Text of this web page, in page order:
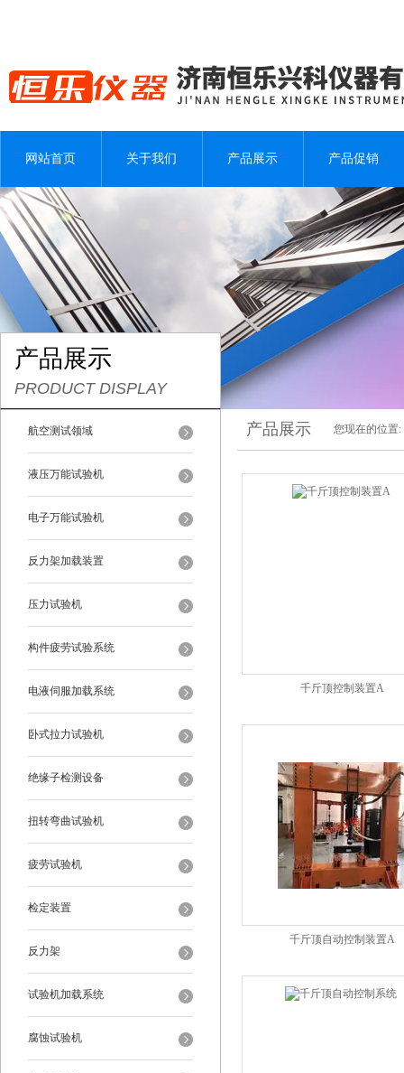
网站首页 关于我们 产品展示 产品促销
产品展示
PRODUCT DISPLAY
航空测试领域
液压万能试验机
电子万能试验机
反力架加载装置
压力试验机
构件疲劳试验系统
电液伺服加载系统
卧式拉力试验机
绝缘子检测设备
扭转弯曲试验机
疲劳试验机
检定装置
反力架
试验机加载系统
腐蚀试验机
产品展示 您现在的位置:
千斤顶控制装置A
千斤顶自动控制装置A